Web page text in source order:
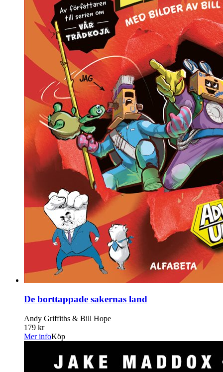
De borttappade sakernas land
Andy Griffiths & Bill Hope
179 kr
Mer infoKöp